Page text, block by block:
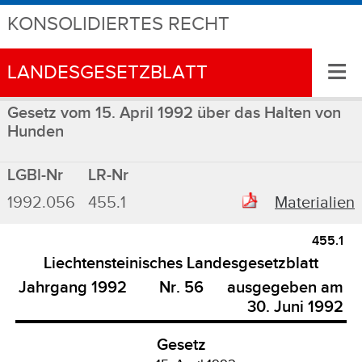
KONSOLIDIERTES RECHT
LANDESGESETZBLATT ≡
Gesetz vom 15. April 1992 über das Halten von
Hunden
LGBl-Nr
LR-Nr
1992.056
455.1 Materialien